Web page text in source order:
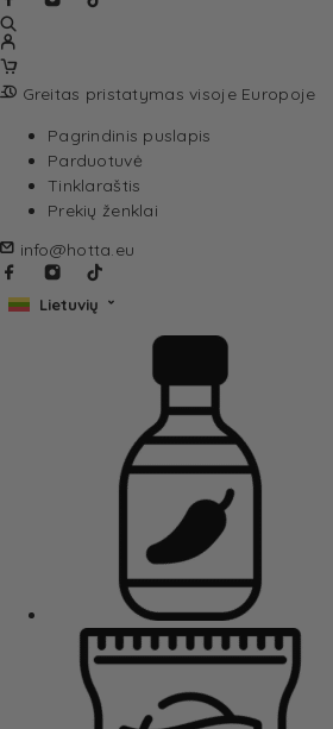
Greitas pristatymas visoje Europoje
Pagrindinis puslapis
Parduotuvė
Tinklaraštis
Prekių ženklai
info@hotta.eu
Lietuvių